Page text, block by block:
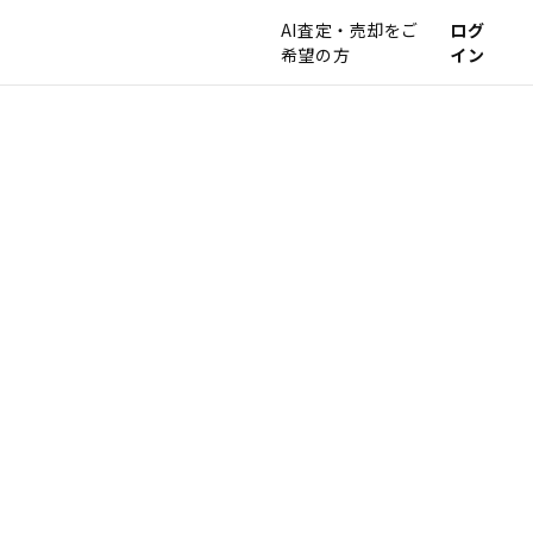
AI査定・売却をご
希望の方
ログ
イン